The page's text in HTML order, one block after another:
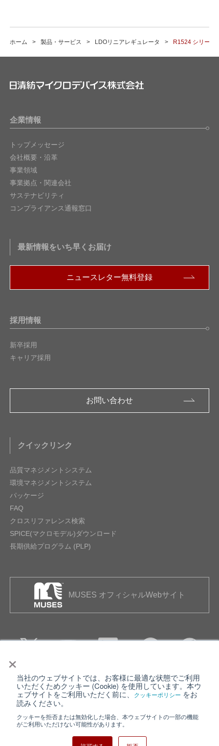
×
当社のウェブサイトでは、お客様に最適な状態でご利用
いただくためクッキー (Cookie) を使用しています。本ウ
ェブサイトをご利用いただく前に、
クッキーポリシー をお
読みください。
クッキーを拒否または無効化した場合、本ウェブサイトの一部の機能
がご利用いただけない可能性があります。
ホーム 製品・サービス LDOリニアレギュレータ R1524 シリーズ
企業情報
トップメッセージ
会社概要・沿革
事業領域
事業拠点・関連会社
サステナビリティ
コンプライアンス通報窓口
最新情報をいち早くお届け
ニュースレター無料登録
採用情報
新卒採用
キャリア採用
お問い合わせ
クイックリンク
品質マネジメントシステム
環境マネジメントシステム
パッケージ
FAQ
クロスリファレンス検索
SPICE(マクロモデル)ダウンロード
長期供給プログラム (PLP)
MUSES オフィシャルWebサイト
個人情報保護について ウェブサイト利用規約
クッキーポリシー
日清紡ホールディングス